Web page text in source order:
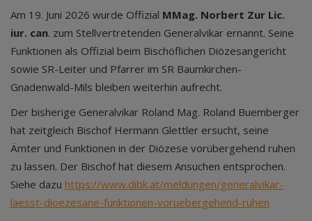
Am 19. Juni 2026 wurde Offizial MMag. Norbert Zur Lic.
iur. can. zum Stellvertretenden Generalvikar ernannt. Seine
Funktionen als Offizial beim Bischöflichen Diözesangericht
sowie SR-Leiter und Pfarrer im SR Baumkirchen-
Gnadenwald-Mils bleiben weiterhin aufrecht.
Der bisherige Generalvikar Roland Mag. Roland Buemberger
hat zeitgleich Bischof Hermann Glettler ersucht, seine
Ämter und Funktionen in der Diözese vorübergehend ruhen
zu lassen. Der Bischof hat diesem Ansuchen entsprochen.
Siehe dazu https://www.dibk.at/meldungen/generalvikar-
laesst-dioezesane-funktionen-voruebergehend-ruhen